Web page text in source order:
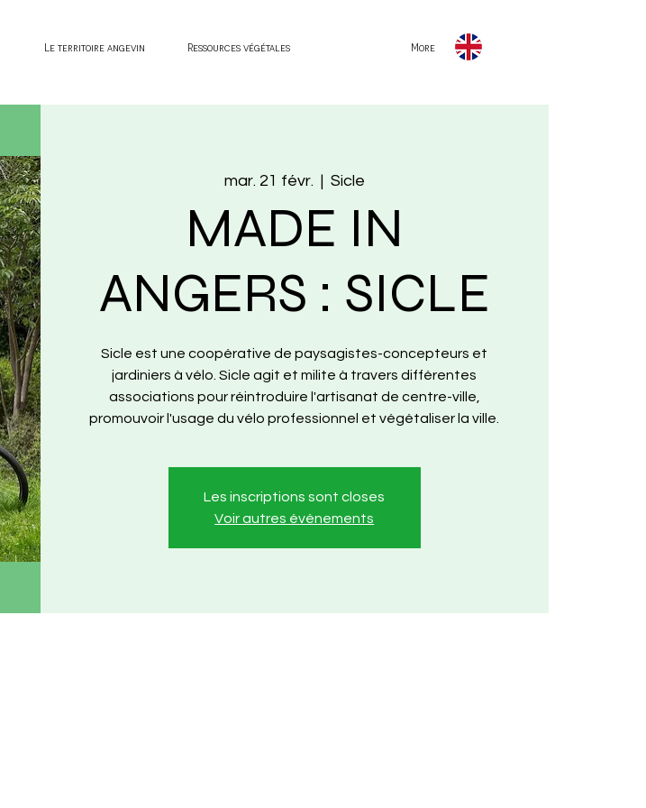
Le territoire angevin Ressources végétales More
mar. 21 févr.
  |
Sicle
MADE IN
ANGERS : SICLE
Sicle est une coopérative de paysagistes-concepteurs et
jardiniers à vélo. Sicle agit et milite à travers différentes
associations pour réintroduire l'artisanat de centre-ville,
promouvoir l'usage du vélo professionnel et végétaliser la ville.
Les inscriptions sont closes
Voir autres événements